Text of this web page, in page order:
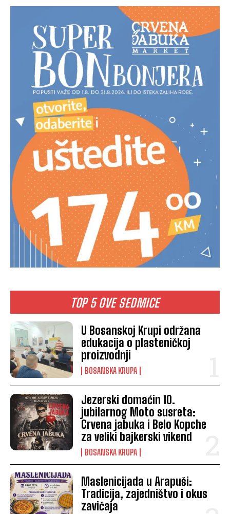
TOP 5 OVE SEDMICE
U Bosanskoj Krupi održana
edukacija o plasteničkoj
proizvodnji
BOSANSKA KRUPA
Jezerski domaćin 10.
jubilarnog Moto susreta:
Crvena jabuka i Belo Kopche
za veliki bajkerski vikend
BOSANSKA KRUPA
Maslenicijada u Arapuši:
Tradicija, zajedništvo i okus
zavičaja